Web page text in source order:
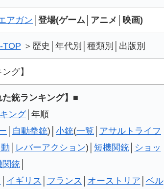
アガン 登場(ゲーム│アニメ│映画)
TOP ＞歴史│年代別│種類別│出版別
グ】
銃ランキング】■
ング│年順
自動拳銃)│ 小銃(一覧
アサルトライフ
レバーアクション)│ 短機関銃│
ショッ
関銃│
イギリス フランス オーストリア ベル